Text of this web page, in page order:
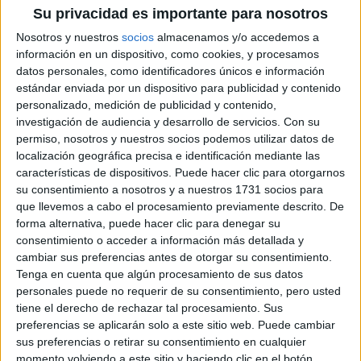
Su privacidad es importante para nosotros
Nosotros y nuestros socios almacenamos y/o accedemos a
información en un dispositivo, como cookies, y procesamos
datos personales, como identificadores únicos e información
estándar enviada por un dispositivo para publicidad y contenido
personalizado, medición de publicidad y contenido,
investigación de audiencia y desarrollo de servicios. Con su
permiso, nosotros y nuestros socios podemos utilizar datos de
localización geográfica precisa e identificación mediante las
características de dispositivos. Puede hacer clic para otorgarnos
su consentimiento a nosotros y a nuestros 1731 socios para
que llevemos a cabo el procesamiento previamente descrito. De
forma alternativa, puede hacer clic para denegar su
consentimiento o acceder a información más detallada y
cambiar sus preferencias antes de otorgar su consentimiento.
Tenga en cuenta que algún procesamiento de sus datos
personales puede no requerir de su consentimiento, pero usted
tiene el derecho de rechazar tal procesamiento. Sus
preferencias se aplicarán solo a este sitio web. Puede cambiar
sus preferencias o retirar su consentimiento en cualquier
momento volviendo a este sitio y haciendo clic en el botón
carlos
Sobre ti
Soy: Chico
Nombre:
carlos
S
Sobre ti
Soy: Chico
Nombre:
S
first anterior ... 1282 1283 1284(current)
1285